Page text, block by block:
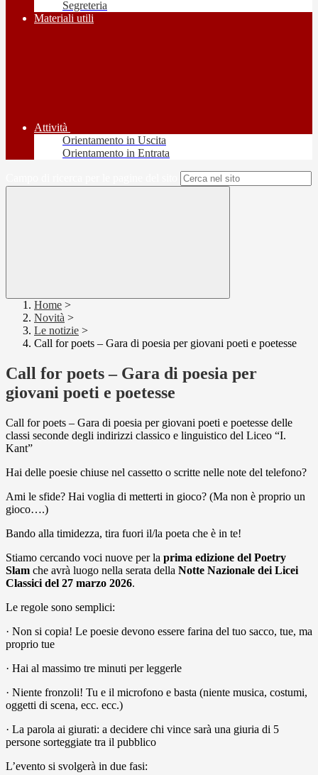
Segreteria
Materiali utili
Attività
Orientamento in Uscita
Orientamento in Entrata
Home >
Novità >
Le notizie >
Call for poets – Gara di poesia per giovani poeti e poetesse
Call for poets – Gara di poesia per
giovani poeti e poetesse
Call for poets – Gara di poesia per giovani poeti e poetesse delle
classi seconde degli indirizzi classico e linguistico del Liceo “I.
Kant”
Hai delle poesie chiuse nel cassetto o scritte nelle note del telefono?
Ami le sfide? Hai voglia di metterti in gioco? (Ma non è proprio un
gioco….)
Bando alla timidezza, tira fuori il/la poeta che è in te!
Stiamo cercando voci nuove per la prima edizione del Poetry
Slam che avrà luogo nella serata della Notte Nazionale dei Licei
Classici del 27 marzo 2026.
Le regole sono semplici:
· Non si copia! Le poesie devono essere farina del tuo sacco, tue, ma
proprio tue
· Hai al massimo tre minuti per leggerle
· Niente fronzoli! Tu e il microfono e basta (niente musica, costumi,
oggetti di scena, ecc. ecc.)
· La parola ai giurati: a decidere chi vince sarà una giuria di 5
persone sorteggiate tra il pubblico
L’evento si svolgerà in due fasi: